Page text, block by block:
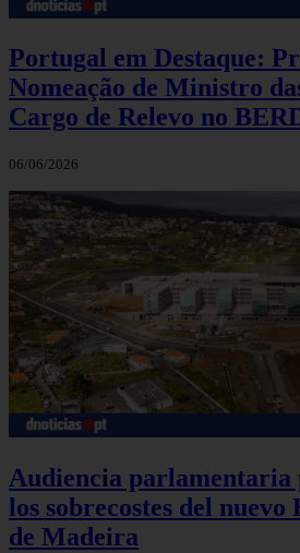
Portugal em Destaque:
Nomeação de Ministro
Cargo de Relevo no
06/06/2026
Audiencia parlamentaria
los sobrecostes del
de Madeira